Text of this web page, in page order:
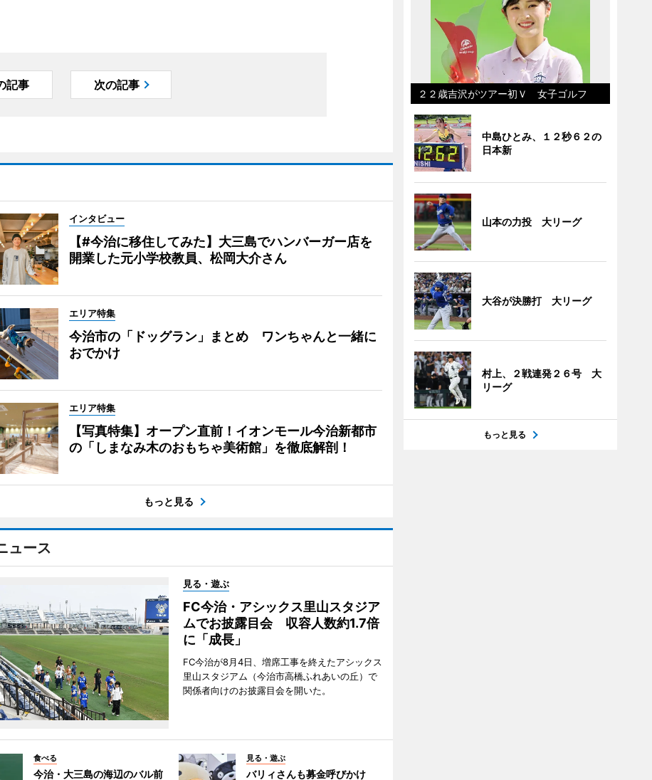
記事 次の記事
インタビュー
【#今治に移住してみた】大三島でハンバーガー店を
開業した元小学校教員、松岡大介さん
エリア特集
今治市の「ドッグラン」まとめ ワンちゃんと一緒に
おでかけ
エリア特集
【写真特集】オープン直前！イオンモール今治新都市
の「しまなみ木のおもちゃ美術館」を徹底解剖！
もっと見る
ュース
見る・遊ぶ
FC今治・アシックス里山スタジア
ムでお披露目会 収容人数約1.7倍
に「成長」
FC今治が8月4日、増席工事を終えたアシックス
里山スタジアム（今治市高橋ふれあいの丘）で
関係者向けのお披露目会を開いた。
食べる
今治・大三島の海辺のバル前
見る・遊ぶ
バリィさんも募金呼びかけ
２２歳吉沢がツアー初Ｖ 女子ゴルフ
中島ひとみ、１２秒６２の
日本新
山本の力投 大リーグ
大谷が決勝打 大リーグ
村上、２戦連発２６号 大
リーグ
もっと見る